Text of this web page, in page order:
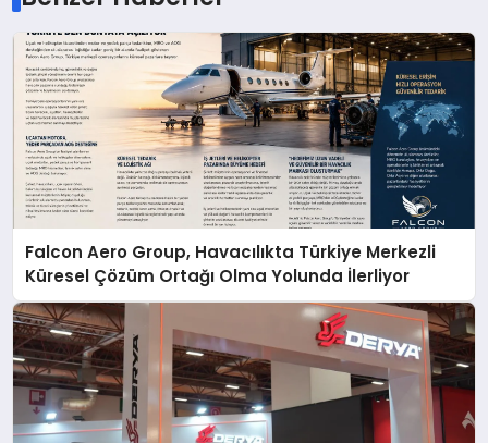
Falcon Aero Group, Havacılıkta Türkiye Merkezli
Küresel Çözüm Ortağı Olma Yolunda İlerliyor